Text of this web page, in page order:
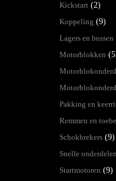
Kickstart (2)
Koppeling (9)
Lagers en bussen
Motorblokken
Pakking en
Remmen en
Schokbrekers (9)
Snelle onderdelen
Startmotoren (9)